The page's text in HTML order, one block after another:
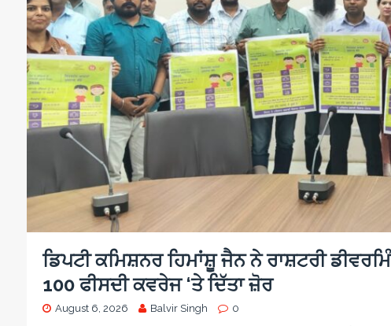
d
n
o
i
n
o
i
c
r
e
w
a
r
d
e
c
a
s
i
n
o
a
s
i
n
o
o
g
a
m
e
ਡਿਪਟੀ ਕਮਿਸ਼ਨਰ ਹਿਮਾਂਸ਼ੂ ਜੈਨ ਨੇ ਰਾਸ਼ਟਰੀ
100 ਫੀਸਦੀ ਕਵਰੇਜ ‘ਤੇ ਦਿੱਤਾ ਜ਼ੋਰ
August 6, 2026 Balvir Singh 0